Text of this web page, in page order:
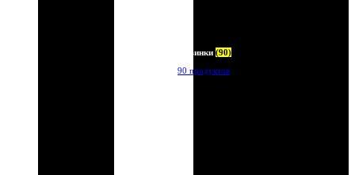
Новинки (90)
90 продуктов